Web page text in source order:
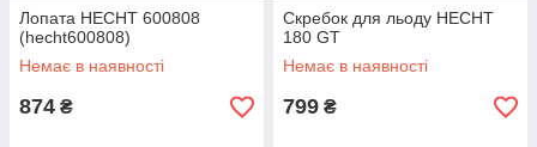
Лопата HECHT 600808
(hecht600808)
Немає в наявності
874 ₴
Скребок для льоду HECHT
180 GT
Немає в наявності
799 ₴